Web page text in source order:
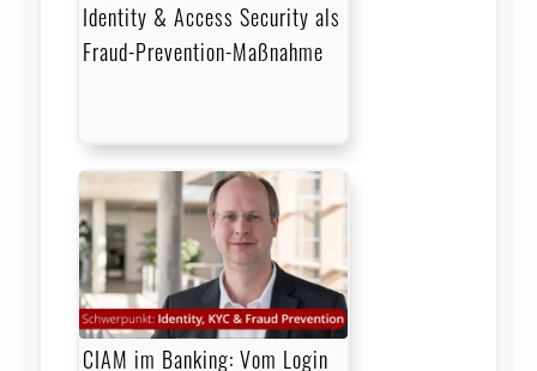
Identity & Access Security als
Fraud-Prevention-Maßnahme
CIAM im Banking: Vom Login